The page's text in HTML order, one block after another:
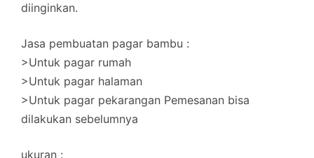
diinginkan.
Jasa pembuatan pagar bambu :
>Untuk pagar rumah
>Untuk pagar halaman
>Untuk pagar pekarangan Pemesanan bisa
dilakukan sebelumnya
ukuran :